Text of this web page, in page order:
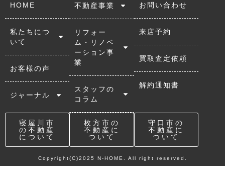
HOME
私たちにつ
いて
お客様の声
ジャーナル
不動産事業
リフォー
ム・リノベ
ーション事
業
スタッフの
コラム
お問い合わせ
来店予約
買取査定依頼
解約通知書
寝屋川市
の不動産
について
枚方市の
不動産に
ついて
守口市の
不動産に
ついて
Copyright(C)2025 N-HOME. All right reserved.